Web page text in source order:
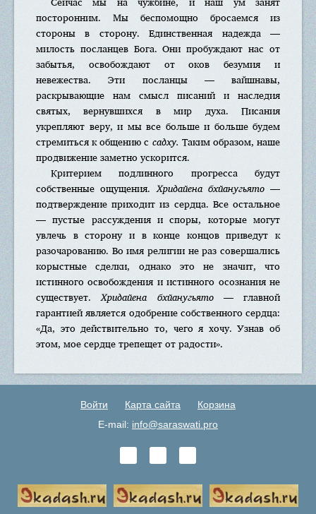
посторонним. Мы беспомощно бросаемся из
стороны в сторону. Единственная надежда —
милость посланцев Бога. Они пробуждают нас от
забытья, освобождают от оков безумия и
невежества. Эти посланцы — вайшнавы,
раскрывающие нам смысл писаний и наследия
святых, вернувшихся в мир духа. Писания
укрепляют веру, и мы все больше и больше будем
стремиться к общению с садху. Таким образом, наше
продвижение заметно ускорится.
Критерием подлинного прогресса будут
собственные ощущения.Хридайена бхйанугьято—
подтверждение приходит из сердца. Все остальное
— пустые рассуждения и споры, которые могут
увлечь в сторону и в конце концов приведут к
разочарованию. Во имя религии не раз совершались
корыстные сделки, однако это не значит, что
истинного освобождения и истинного осознания не
существует.Хридайена бхйанугьято— главной
гарантией является одобрение собственного сердца:
«Да, это действительно то, чего я хочу. Узнав об
этом, мое сердце трепещет от радости».
Войти Карта сайта
Корзина
E-mail: info@saraswati.pro